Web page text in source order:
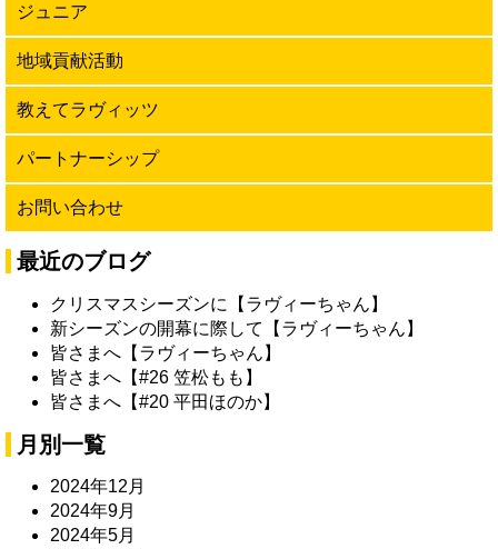
ジュニア
地域貢献活動
教えてラヴィッツ
パートナーシップ
お問い合わせ
最近のブログ
クリスマスシーズンに【ラヴィーちゃん】
新シーズンの開幕に際して【ラヴィーちゃん】
皆さまへ【ラヴィーちゃん】
皆さまへ【#26 笠松もも】
皆さまへ【#20 平田ほのか】
月別一覧
2024年12月
2024年9月
2024年5月